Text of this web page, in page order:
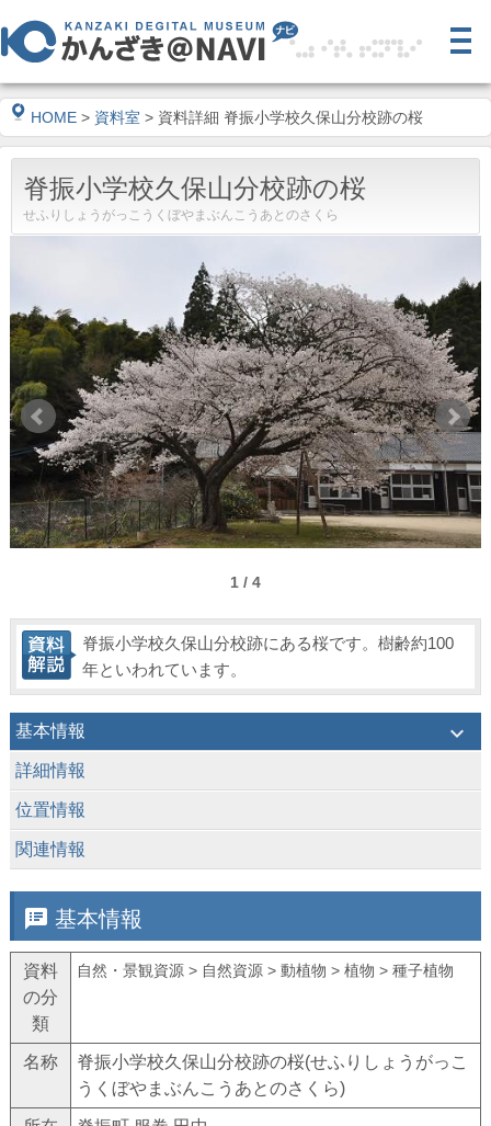
HOME > 資料室 > 資料詳細 脊振小学校久保山分校跡の桜
脊振小学校久保山分校跡の桜
せふりしょうがっこうくぼやまぶんこうあとのさくら
1 / 4
脊振小学校久保山分校跡にある桜です。樹齢約100
年といわれています。
基本情報 keyboard_arrow_down
詳細情報
位置情報
関連情報
speaker_notes 基本情報
資料
の分
類
自然・景観資源 > 自然資源 > 動植物 > 植物 > 種子植物
名称
脊振小学校久保山分校跡の桜(せふりしょうがっこ
うくぼやまぶんこうあとのさくら)